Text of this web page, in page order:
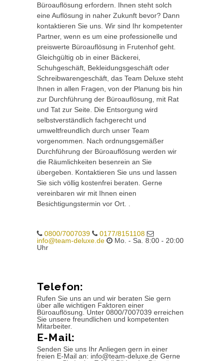
Büroauflösung erfordern. Ihnen steht solch
eine Auflösung in naher Zukunft bevor? Dann
kontaktieren Sie uns. Wir sind Ihr kompetenter
Partner, wenn es um eine professionelle und
preiswerte Büroauflösung in Frutenhof geht.
Gleichgültig ob in einer Bäckerei,
Schuhgeschäft, Bekleidungsgeschäft oder
Schreibwarengeschäft, das Team Deluxe steht
Ihnen in allen Fragen, von der Planung bis hin
zur Durchführung der Büroauflösung, mit Rat
und Tat zur Seite. Die Entsorgung wird
selbstverständlich fachgerecht und
umweltfreundlich durch unser Team
vorgenommen. Nach ordnungsgemäßer
Durchführung der Büroauflösung werden wir
die Räumlichkeiten besenrein an Sie
übergeben. Kontaktieren Sie uns und lassen
Sie sich völlig kostenfrei beraten. Gerne
vereinbaren wir mit Ihnen einen
Besichtigungstermin vor Ort. .
0800/7007039
0177/8151108
info@team-deluxe.de
Mo. - Sa. 8:00 - 20:00
Uhr
Telefon:
Rufen Sie uns an und wir beraten Sie gern
über alle wichtigen Faktoren einer
Büroauflösung. Unter 0800/7007039 erreichen
Sie unsere freundlichen und kompetenten
Mitarbeiter.
E-Mail:
Senden Sie uns Ihr Anliegen gern in einer
freien E-Mail an: info@team-deluxe.de Gerne